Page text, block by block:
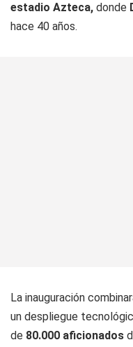
estadio Azteca, donde
hace 40 años.
La inauguración
un despliegue
de 80.000 aficionados